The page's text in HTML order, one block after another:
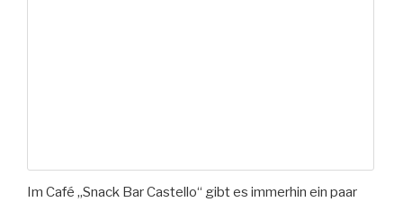
Im Café „Snack Bar Castello“ gibt es immerhin ein paar